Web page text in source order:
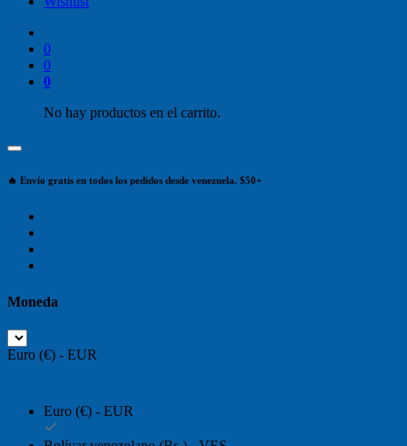
0
0
0
No hay productos en el carrito.
🔥 Envío gratis en todos los pedidos desde venezuela. $50+
Moneda
Euro (€) - EUR
Euro (€) - EUR